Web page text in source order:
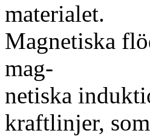
materialet.
Magnetiska
mag-
netiska
kraftlinjer,